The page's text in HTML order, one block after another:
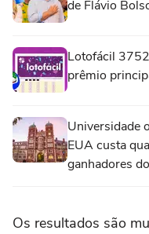
de Flávio
Lotofácil
prêmio
Universidade
EUA custa
ganhadores
Os resultados são